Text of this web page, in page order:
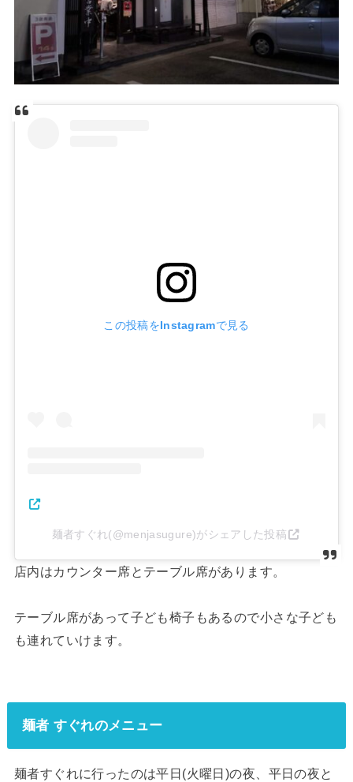
この投稿をInstagramで見る
麺者すぐれ(@menjasugure)がシェアした投稿
店内はカウンター席とテーブル席があります。
テーブル席があって子ども椅子もあるので小さな子ども
も連れていけます。
麺者 すぐれのメニュー
麺者すぐれに行ったのは平日(火曜日)の夜、平日の夜と